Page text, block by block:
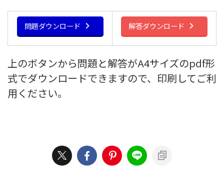
問題ダウンロード 解答ダウンロード
上のボタンから問題と解答がA4サイズのpdf形
式でダウンロードできますので、印刷してご利
用ください。